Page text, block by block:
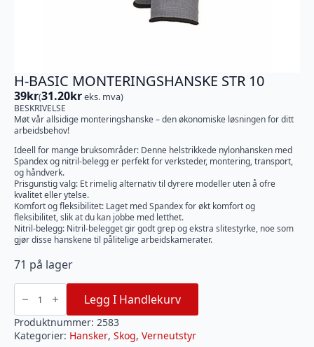
H-BASIC MONTERINGSHANSKE STR 10
39kr(31.20kreks. mva)
BESKRIVELSE
Møt vår allsidige monteringshanske – den økonomiske løsningen for ditt
arbeidsbehov!
Ideell for mange bruksområder: Denne helstrikkede nylonhansken med
Spandex og nitril-belegg er perfekt for verksteder, montering, transport,
og håndverk.
Prisgunstig valg: Et rimelig alternativ til dyrere modeller uten å ofre
kvalitet eller ytelse.
Komfort og fleksibilitet: Laget med Spandex for økt komfort og
fleksibilitet, slik at du kan jobbe med letthet.
Nitril-belegg: Nitril-belegget gir godt grep og ekstra slitestyrke, noe som
gjør disse hanskene til pålitelige arbeidskamerater.
71 på lager
H-
MONTERINGSHANSKE
STR
10
antall
Legg I Handlekurv
Produktnummer: 2583
Kategorier: Hansker, Skog, Verneutstyr